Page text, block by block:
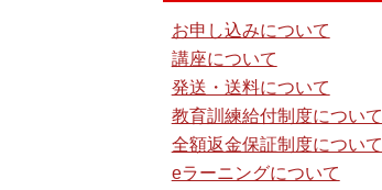
お申し込みについて
講座について
発送・送料について
教育訓練給付制度について
全額返金保証制度について
eラーニングについて